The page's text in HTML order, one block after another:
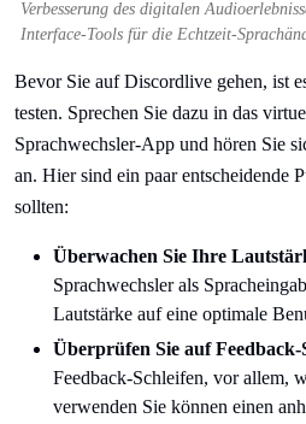
Verbesserung des digitalen
Interface-Tools für die Echtzeit-
Bevor Sie auf Discordlive gehen, ist
testen. Sprechen Sie dazu in das
Sprachwechsler-App und hören Sie
an. Hier sind ein paar entscheidende
sollten:
Überwachen Sie Ihre
Sprachwechsler als
Lautstärke auf eine optimale
Überprüfen Sie auf Feedback-
Feedback-Schleifen, vor allem,
verwenden Sie können einen